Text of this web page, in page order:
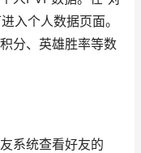
入个人数据页面。
分、英雄胜率等数
系统查看好友的